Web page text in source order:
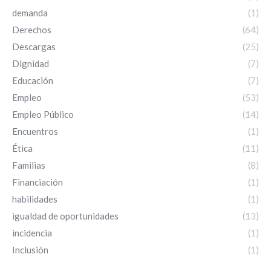
demanda
(1)
Derechos
(64)
Descargas
(25)
Dignidad
(7)
Educación
(7)
Empleo
(53)
Empleo Público
(14)
Encuentros
(1)
Ética
(11)
Familias
(8)
Financiación
(1)
habilidades
(1)
igualdad de oportunidades
(13)
incidencia
(1)
Inclusión
(1)